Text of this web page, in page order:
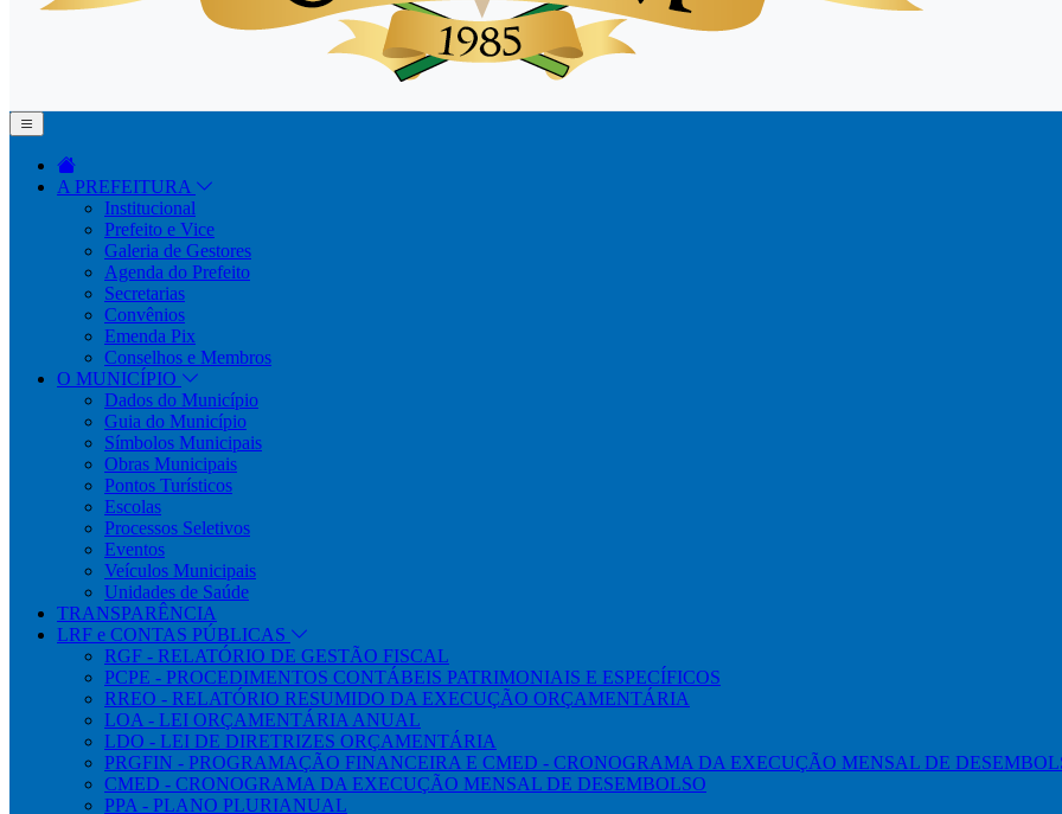
A PREFEITURA
Institucional
Prefeito e Vice
Galeria de Gestores
Agenda do Prefeito
Secretarias
Convênios
Emenda Pix
Conselhos e Membros
O MUNICÍPIO
Dados do Município
Guia do Município
Símbolos Municipais
Obras Municipais
Pontos Turísticos
Escolas
Processos Seletivos
Eventos
Veículos Municipais
Unidades de Saúde
TRANSPARÊNCIA
LRF e CONTAS PÚBLICAS
RGF - RELATÓRIO DE GESTÃO FISCAL
PCPE - PROCEDIMENTOS CONTÁBEIS PATRIMONIAIS E ESPECÍFICOS
RREO - RELATÓRIO RESUMIDO DA EXECUÇÃO ORÇAMENTÁRIA
LOA - LEI ORÇAMENTÁRIA ANUAL
LDO - LEI DE DIRETRIZES ORÇAMENTÁRIA
PRGFIN - PROGRAMAÇÃO FINANCEIRA E CMED - CRONOGRAMA DA EXECUÇÃO MENSAL DE
CMED - CRONOGRAMA DA EXECUÇÃO MENSAL DE DESEMBOLSO
PPA - PLANO PLURIANUAL